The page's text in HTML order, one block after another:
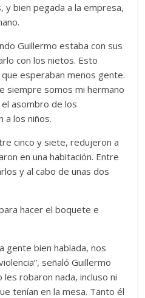
bien pegada a la empresa,
Guillermo estaba con sus
con los nietos. Esto
esperaban menos gente.
siempre somos mi hermano
asombro de los
a los niños.
cinco y siete, redujeron a
en una habitación. Entre
y al cabo de unas dos
hacer el boquete e
gente bien hablada, nos
señaló Guillermo
robaron nada, incluso ni
tenían en la mesa. Tanto él